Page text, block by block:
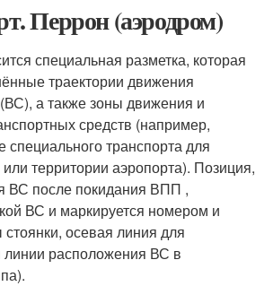
Перрон (аэродром)
специальная разметка, которая
траектории движения
а также зоны движения и
средств (например,
специального транспорта для
территории аэропорта). Позиция,
ВС после покидания ВПП ,
ВС и маркируется номером и
осевая линия для
расположения ВС в